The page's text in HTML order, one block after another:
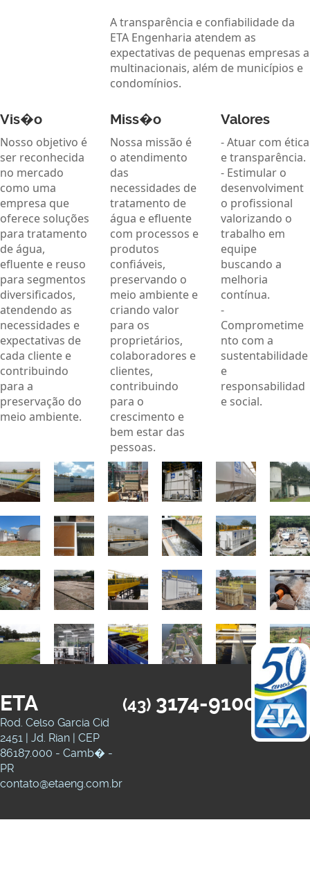
A transparência e confiabilidade da
ETA Engenharia atendem as
expectativas de pequenas empresas a
multinacionais, além de municípios e
condomínios.
Vis�o
Nosso objetivo é
ser reconhecida
no mercado
como uma
empresa que
oferece soluções
para tratamento
de água,
efluente e reuso
para segmentos
diversificados,
atendendo as
necessidades e
expectativas de
cada cliente e
contribuindo
para a
preservação do
meio ambiente.
Miss�o
Nossa missão é
o atendimento
das
necessidades de
tratamento de
água e efluente
com processos e
produtos
confiáveis,
preservando o
meio ambiente e
criando valor
para os
proprietários,
colaboradores e
clientes,
contribuindo
para o
crescimento e
bem estar das
pessoas.
Valores
- Atuar com ética
e transparência.
- Estimular o
desenvolviment
o profissional
valorizando o
trabalho em
equipe
buscando a
melhoria
contínua.
-
Comprometime
nto com a
sustentabilidade
e
responsabilidad
e social.
ETA
Rod. Celso Garcia Cid
2451 | Jd. Rian | CEP
86187.000 - Camb� -
PR
contato@etaeng.com.br
(43) 3174-9100